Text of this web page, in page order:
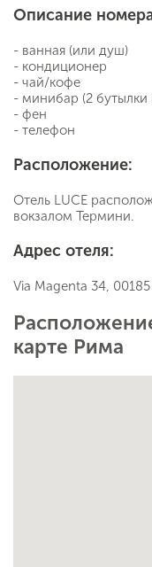
Описание
- ванная (или душ)
- кондиционер
- чай/кофе
- минибар (2 бутылки
- фен
- телефон
Расположение:
Отель LUCE
вокзалом Термини.
Адрес отеля:
Via Magenta 34,
карте Рима